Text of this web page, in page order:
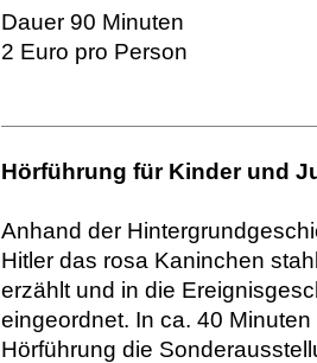
Dauer 90 Minuten
2 Euro pro Person
Hörführung für Kinder und
Anhand der
Hitler das rosa Kaninchen
erzählt und in die
eingeordnet. In ca. 40
Hörführung die